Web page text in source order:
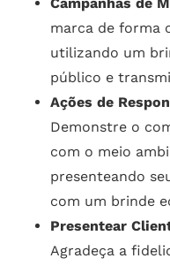
Campanhas de
marca de forma
utilizando um
público e
Ações de
Demonstre o
com o meio
presenteando
com um brinde
Presentear
Agradeça a